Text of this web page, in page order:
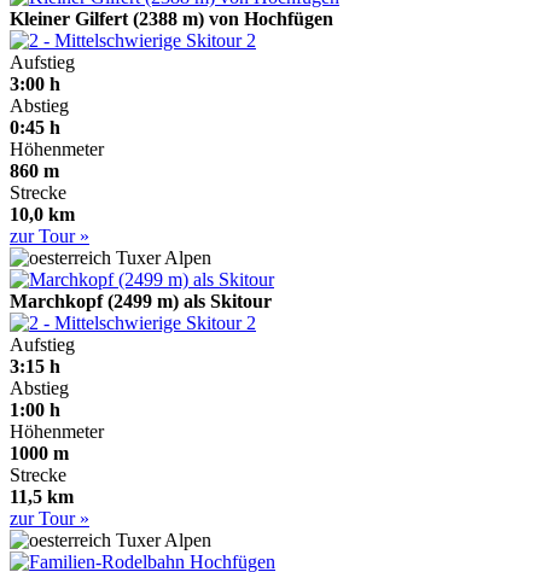
Kleiner Gilfert (2388 m) von Hochfügen
2
Aufstieg
3:00 h
Abstieg
0:45 h
Höhenmeter
860 m
Strecke
10,0 km
zur Tour »
Tuxer Alpen
Marchkopf (2499 m) als Skitour
2
Aufstieg
3:15 h
Abstieg
1:00 h
Höhenmeter
1000 m
Strecke
11,5 km
zur Tour »
Tuxer Alpen